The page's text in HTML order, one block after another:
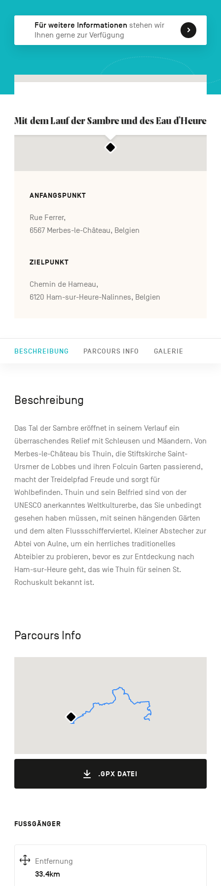
Für weitere Informationen stehen wir
Ihnen gerne zur Verfügung
BESCHREIBUNG PARCOURS INFO GALERIE
Mit dem Lauf der Sambre und des Eau d’Heure
ANFANGSPUNKT
Rue Ferrer,
6567 Merbes-le-Château, Belgien
ZIELPUNKT
Chemin de Hameau,
6120 Ham-sur-Heure-Nalinnes, Belgien
Beschreibung
Das Tal der Sambre eröffnet in seinem Verlauf ein
überraschendes Relief mit Schleusen und Mäandern. Von
Merbes-le-Château bis Thuin, die Stiftskirche Saint-
Ursmer de Lobbes und ihren Folcuin Garten passierend,
macht der Treidelpfad Freude und sorgt für
Wohlbefinden. Thuin und sein Belfried sind von der
UNESCO anerkanntes Weltkulturerbe, das Sie unbedingt
gesehen haben müssen, mit seinen hängenden Gärten
und dem alten Flussschifferviertel. Kleiner Abstecher zur
Abtei von Aulne, um ein herrliches traditionelles
Abteibier zu probieren, bevor es zur Entdeckung nach
Ham-sur-Heure geht, das wie Thuin für seinen St.
Rochuskult bekannt ist.
Parcours Info
.GPX DATEI
FUSSGÄNGER
Entfernung
33.4km